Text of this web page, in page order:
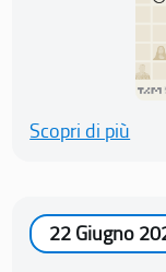
Scopri di più
22 Giugno